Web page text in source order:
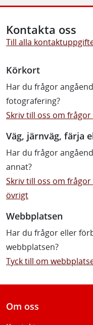
Kontakta oss
Till alla
Körkort
Har du frågor
fotografering?
Skriv till oss om
Väg, järnväg, färja
Har du frågor
annat?
Skriv till oss om
övrigt
Webbplatsen
Har du frågor eller
webbplatsen?
Tyck till om
Om oss